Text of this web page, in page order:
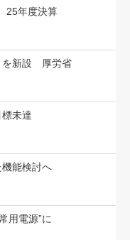
25年度決算
を新設 厚労省
未達
能検討へ
用電源”に